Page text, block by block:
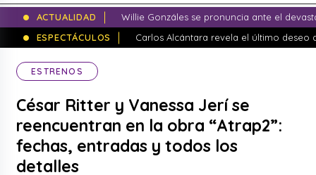
ACTUALIDAD
Willie Gonzáles se pronuncia ante el
ESPECTÁCULOS
Carlos Alcántara revela el último deseo
ESTRENOS
César Ritter y Vanessa Jerí se
reencuentran en la obra “Atrap2”:
fechas, entradas y todos los
detalles